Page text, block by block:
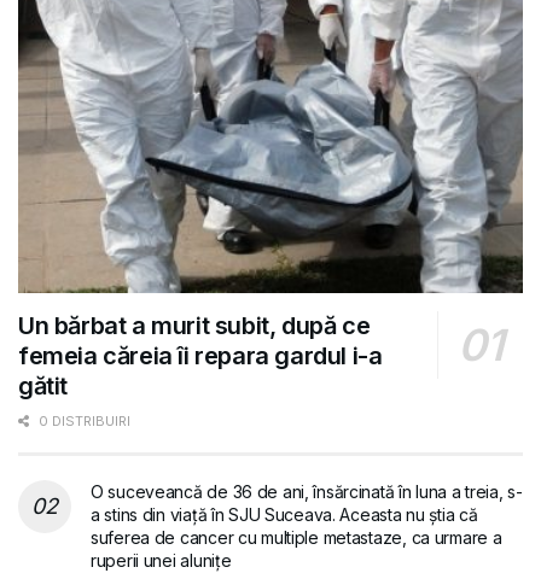
Un bărbat a murit subit, după ce
femeia căreia îi repara gardul i-a
gătit
0 DISTRIBUIRI
O suceveancă de 36 de ani, însărcinată în luna a treia, s-
a stins din viață în SJU Suceava. Aceasta nu știa că
suferea de cancer cu multiple metastaze, ca urmare a
ruperii unei alunițe